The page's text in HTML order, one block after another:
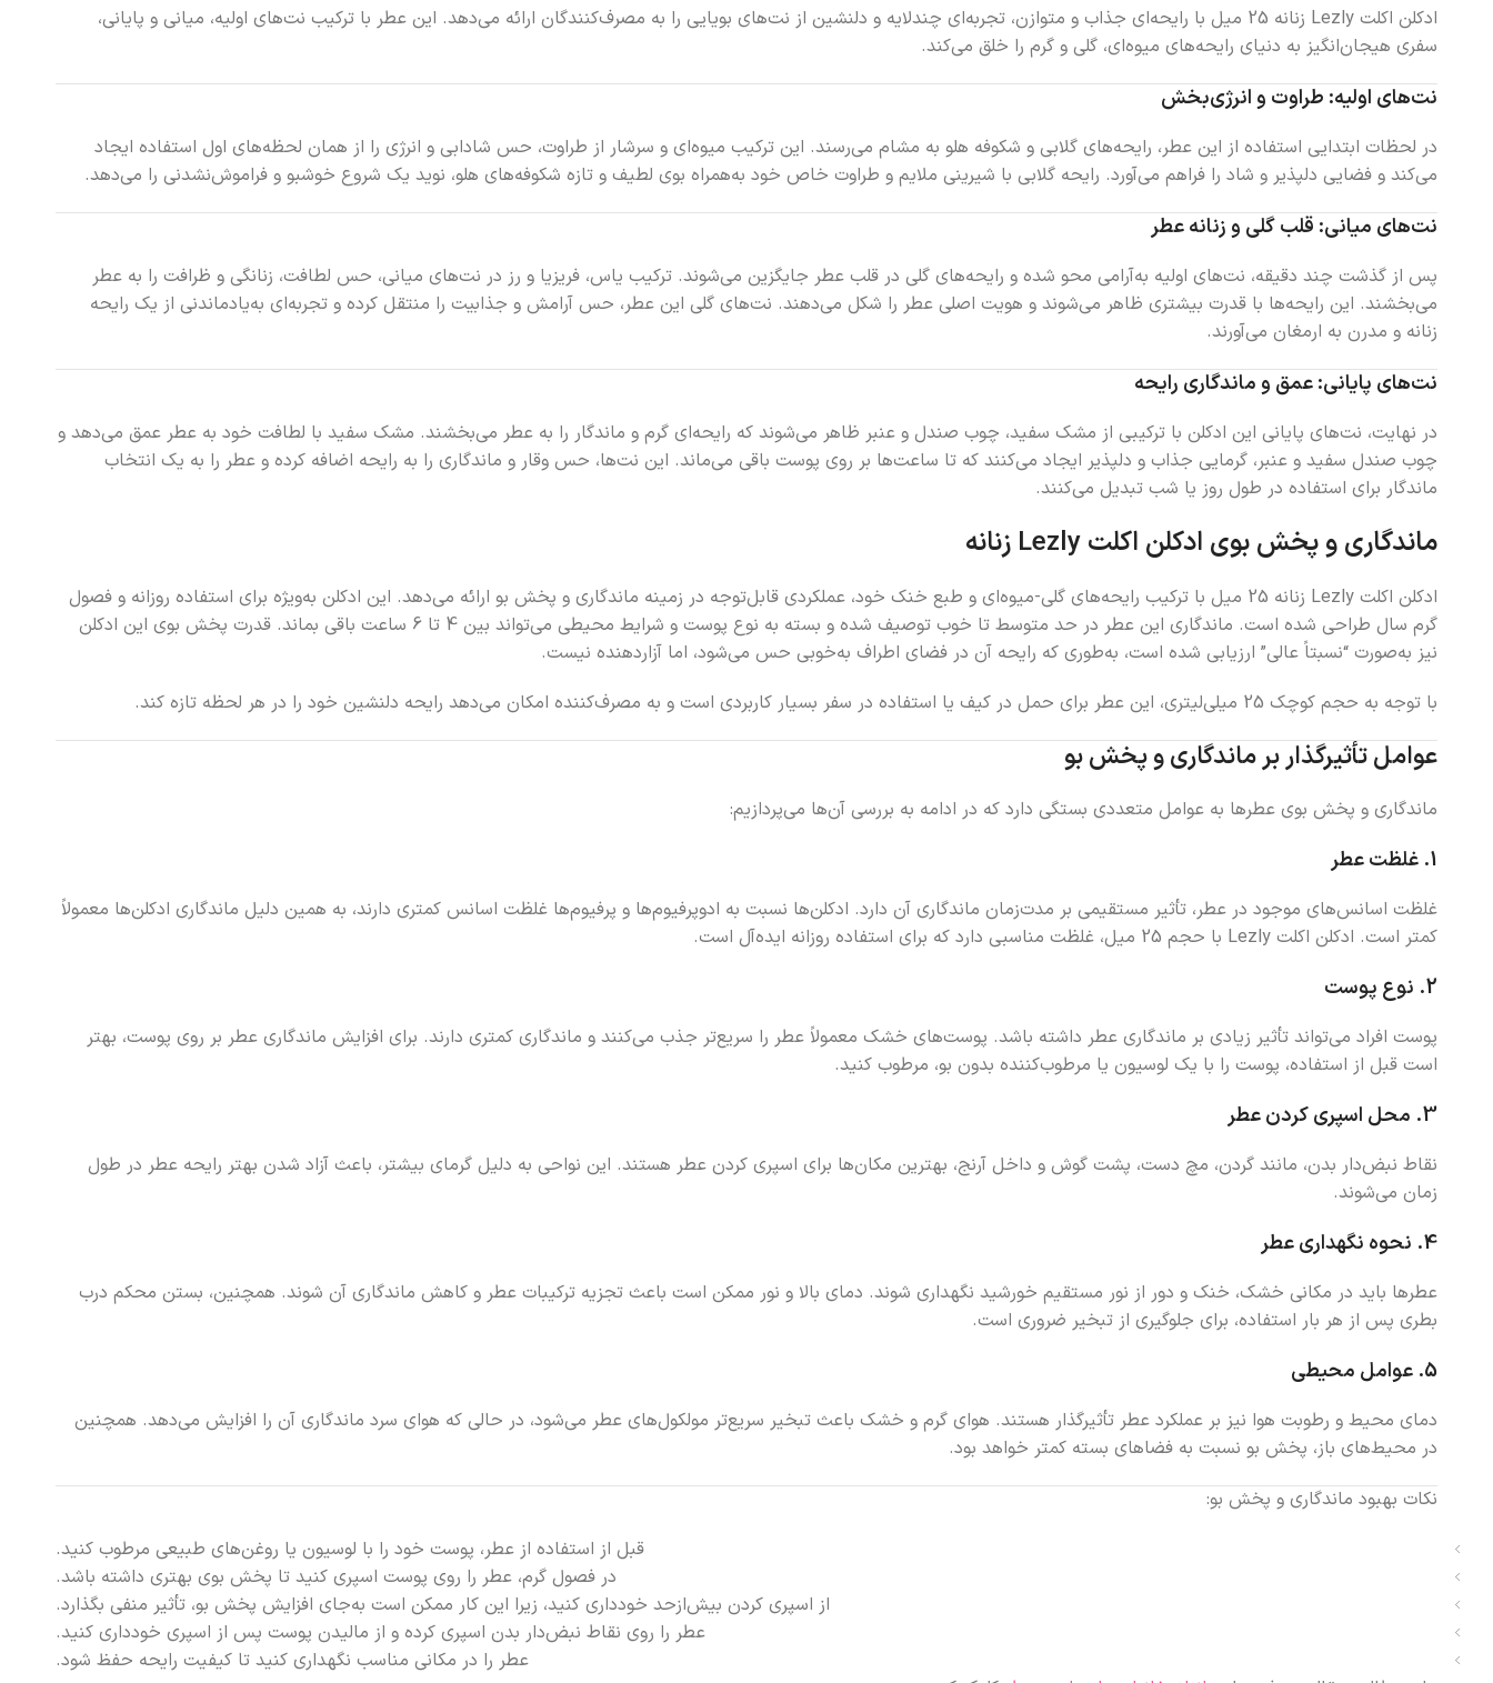
ادکلن اکلت Lezly زنانه 25 میل با رایحه‌ای جذاب و متوازن، تجربه‌ای چندلایه و دلنشین از نت‌های بویایی را به مصرف‌کنندگان ارائه می‌دهد. این عطر با ترکیب نت‌های اولیه، میانی و پایانی،
سفری هیجان‌انگیز به دنیای رایحه‌های میوه‌ای، گلی و گرم را خلق می‌کند.
نت‌های اولیه: طراوت و انرژی‌بخش
در لحظات ابتدایی استفاده از این عطر، رایحه‌های گلابی و شکوفه هلو به مشام می‌رسند. این ترکیب میوه‌ای و سرشار از طراوت، حس شادابی و انرژی را از همان لحظه‌های اول استفاده ایجاد
می‌کند و فضایی دلپذیر و شاد را فراهم می‌آورد. رایحه گلابی با شیرینی ملایم و طراوت خاص خود به‌همراه بوی لطیف و تازه شکوفه‌های هلو، نوید یک شروع خوشبو و فراموش‌نشدنی را می‌دهد.
نت‌های میانی: قلب گلی و زنانه عطر
پس از گذشت چند دقیقه، نت‌های اولیه به‌آرامی محو شده و رایحه‌های گلی در قلب عطر جایگزین می‌شوند. ترکیب یاس، فریزیا و رز در نت‌های میانی، حس لطافت، زنانگی و ظرافت را به عطر
می‌بخشند. این رایحه‌ها با قدرت بیشتری ظاهر می‌شوند و هویت اصلی عطر را شکل می‌دهند. نت‌های گلی این عطر، حس آرامش و جذابیت را منتقل کرده و تجربه‌ای به‌یادماندنی از یک رایحه
زنانه و مدرن به ارمغان می‌آورند.
نت‌های پایانی: عمق و ماندگاری رایحه
در نهایت، نت‌های پایانی این ادکلن با ترکیبی از مشک سفید، چوب صندل و عنبر ظاهر می‌شوند که رایحه‌ای گرم و ماندگار را به عطر می‌بخشند. مشک سفید با لطافت خود به عطر عمق می‌دهد و
چوب صندل سفید و عنبر، گرمایی جذاب و دلپذیر ایجاد می‌کنند که تا ساعت‌ها بر روی پوست باقی می‌ماند. این نت‌ها، حس وقار و ماندگاری را به رایحه اضافه کرده و عطر را به یک انتخاب
ماندگار برای استفاده در طول روز یا شب تبدیل می‌کنند.
ماندگاری و پخش بوی ادکلن اکلت Lezly زنانه
ادکلن اکلت Lezly زنانه 25 میل با ترکیب رایحه‌های گلی-میوه‌ای و طبع خنک خود، عملکردی قابل‌توجه در زمینه ماندگاری و پخش بو ارائه می‌دهد. این ادکلن به‌ویژه برای استفاده روزانه و فصول
گرم سال طراحی شده است. ماندگاری این عطر در حد متوسط تا خوب توصیف شده و بسته به نوع پوست و شرایط محیطی می‌تواند بین 4 تا 6 ساعت باقی بماند. قدرت پخش بوی این ادکلن
نیز به‌صورت “نسبتاً عالی” ارزیابی شده است، به‌طوری که رایحه آن در فضای اطراف به‌خوبی حس می‌شود، اما آزاردهنده نیست.
با توجه به حجم کوچک 25 میلی‌لیتری، این عطر برای حمل در کیف یا استفاده در سفر بسیار کاربردی است و به مصرف‌کننده امکان می‌دهد رایحه دلنشین خود را در هر لحظه تازه کند.
عوامل تأثیرگذار بر ماندگاری و پخش بو
ماندگاری و پخش بوی عطرها به عوامل متعددی بستگی دارد که در ادامه به بررسی آن‌ها می‌پردازیم:
1. غلظت عطر
غلظت اسانس‌های موجود در عطر، تأثیر مستقیمی بر مدت‌زمان ماندگاری آن دارد. ادکلن‌ها نسبت به ادوپرفیوم‌ها و پرفیوم‌ها غلظت اسانس کمتری دارند، به همین دلیل ماندگاری ادکلن‌ها معمولاً
کمتر است. ادکلن اکلت Lezly با حجم 25 میل، غلظت مناسبی دارد که برای استفاده روزانه ایده‌آل است.
2. نوع پوست
پوست افراد می‌تواند تأثیر زیادی بر ماندگاری عطر داشته باشد. پوست‌های خشک معمولاً عطر را سریع‌تر جذب می‌کنند و ماندگاری کمتری دارند. برای افزایش ماندگاری عطر بر روی پوست، بهتر
است قبل از استفاده، پوست را با یک لوسیون یا مرطوب‌کننده بدون بو، مرطوب کنید.
3. محل اسپری کردن عطر
نقاط نبض‌دار بدن، مانند گردن، مچ دست، پشت گوش و داخل آرنج، بهترین مکان‌ها برای اسپری کردن عطر هستند. این نواحی به دلیل گرمای بیشتر، باعث آزاد شدن بهتر رایحه عطر در طول
زمان می‌شوند.
4. نحوه نگهداری عطر
عطرها باید در مکانی خشک، خنک و دور از نور مستقیم خورشید نگهداری شوند. دمای بالا و نور ممکن است باعث تجزیه ترکیبات عطر و کاهش ماندگاری آن شوند. همچنین، بستن محکم درب
بطری پس از هر بار استفاده، برای جلوگیری از تبخیر ضروری است.
5. عوامل محیطی
دمای محیط و رطوبت هوا نیز بر عملکرد عطر تأثیرگذار هستند. هوای گرم و خشک باعث تبخیر سریع‌تر مولکول‌های عطر می‌شود، در حالی که هوای سرد ماندگاری آن را افزایش می‌دهد. همچنین
در محیط‌های باز، پخش بو نسبت به فضاهای بسته کمتر خواهد بود.
نکات بهبود ماندگاری و پخش بو:
قبل از استفاده از عطر، پوست خود را با لوسیون یا روغن‌های طبیعی مرطوب کنید.
در فصول گرم، عطر را روی پوست اسپری کنید تا پخش بوی بهتری داشته باشد.
از اسپری کردن بیش‌ازحد خودداری کنید، زیرا این کار ممکن است به‌جای افزایش پخش بو، تأثیر منفی بگذارد.
عطر را روی نقاط نبض‌دار بدن اسپری کرده و از مالیدن پوست پس از اسپری خودداری کنید.
عطر را در مکانی مناسب نگهداری کنید تا کیفیت رایحه حفظ شود.